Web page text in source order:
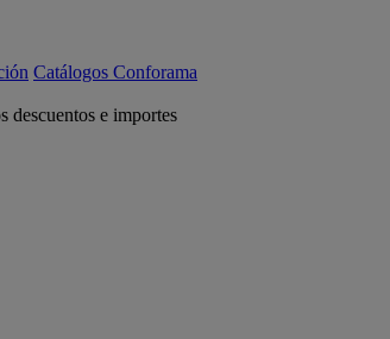
Catálogos Conforama
descuentos e importes